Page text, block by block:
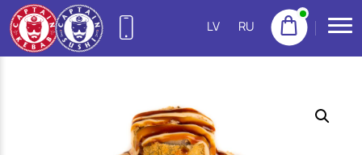
22155533
(Pļavnieki)
NEW
LV RU